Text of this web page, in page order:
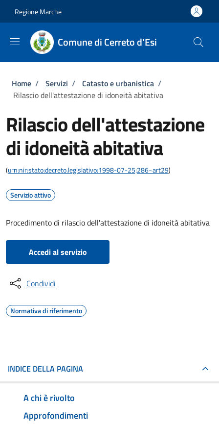
Regione Marche
Comune di Cerreto d'Esi
Briciole di pane
Home / Servizi / Catasto e urbanistica /
Rilascio dell'attestazione di idoneità abitativa
Rilascio dell'attestazione
di idoneità abitativa
(urn:nir:stato:decreto.legislativo:1998-07-25;286~art29)
Servizio attivo
Procedimento di rilascio dell'attestazione di idoneità abitativa
Accedi al servizio
Condividi
Normativa di riferimento
INDICE DELLA PAGINA
A chi è rivolto
Approfondimenti